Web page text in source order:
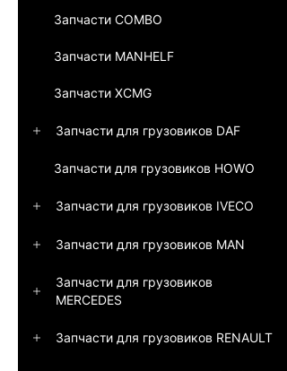
Запчасти COMBO
Запчасти MANHELF
Запчасти XCMG
Запчасти для грузовиков DAF
Запчасти для грузовиков HOWO
Запчасти для грузовиков IVECO
Запчасти для грузовиков MAN
Запчасти для грузовиков
MERCEDES
Запчасти для грузовиков RENAULT